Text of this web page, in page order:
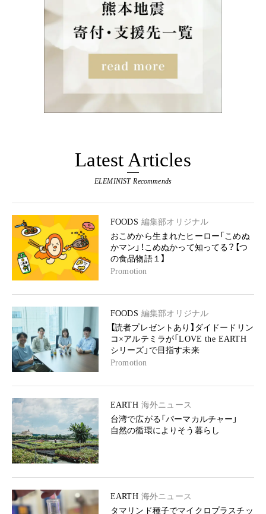
Latest Articles
ELEMINIST Recommends
FOODS 編集部オリジナル
おこめから生まれたヒーロー「こめぬ
かマン」！こめぬかって知ってる？【つ
の食品物語１】
Promotion
FOODS 編集部オリジナル
【読者プレゼントあり】ダイドードリン
コ×アルテミラが「LOVE the EARTH
シリーズ」で目指す未来
Promotion
EARTH 海外ニュース
台湾で広がる「パーマカルチャー」
自然の循環によりそう暮らし
EARTH 海外ニュース
タマリンド種子でマイクロプラスチッ